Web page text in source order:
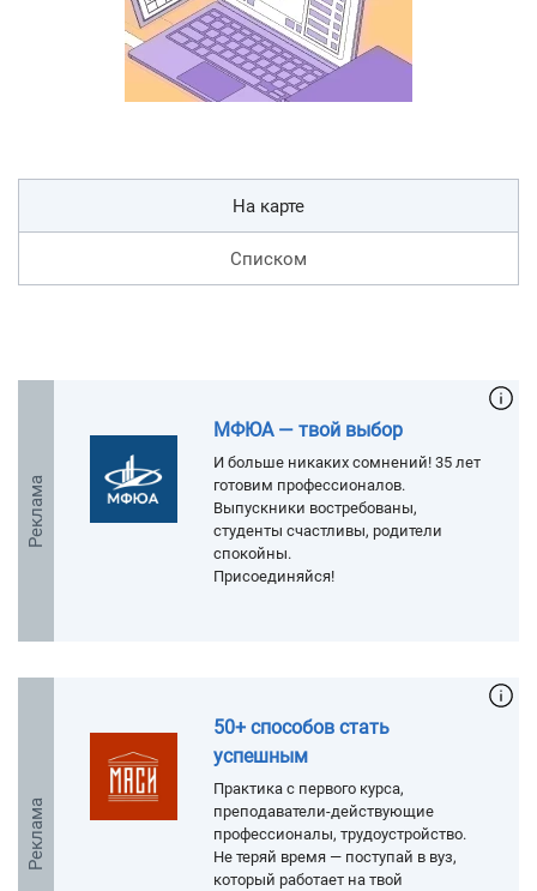
На карте
Списком
Реклама
МФЮА — твой выбор
И больше никаких сомнений! 35 лет
готовим профессионалов.
Выпускники востребованы,
студенты счастливы, родители
спокойны.
Присоединяйся!
Реклама
50+ способов стать
успешным
Практика с первого курса,
преподаватели-действующие
профессионалы, трудоустройство.
Не теряй время — поступай в вуз,
который работает на твой